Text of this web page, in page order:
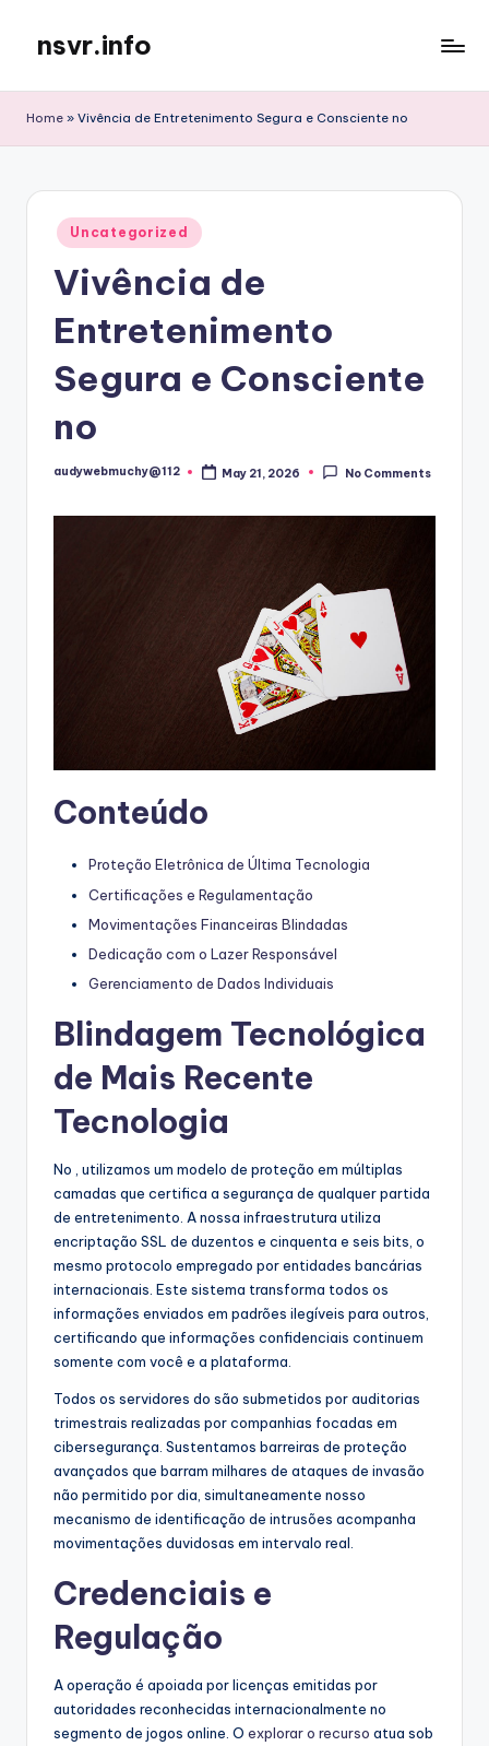
content
nsvr.info
Tersaji
Home » Vivência de Entretenimento Segura e Consciente no
Posted
in
Uncategorized
Vivência de
Entretenimento
Segura e Consciente
no
Posted
audywebmuchy@112 May 21, 2026 No Comments
Conteúdo
Proteção Eletrônica de Última Tecnologia
Certificações e Regulamentação
Movimentações Financeiras Blindadas
Dedicação com o Lazer Responsável
Gerenciamento de Dados Individuais
Blindagem Tecnológica
de Mais Recente
Tecnologia
No , utilizamos um modelo de proteção em múltiplas
camadas que certifica a segurança de qualquer partida
de entretenimento. A nossa infraestrutura utiliza
encriptação SSL de duzentos e cinquenta e seis bits, o
mesmo protocolo empregado por entidades bancárias
internacionais. Este sistema transforma todos os
informações enviados em padrões ilegíveis para outros,
certificando que informações confidenciais continuem
somente com você e a plataforma.
Todos os servidores do são submetidos por auditorias
trimestrais realizadas por companhias focadas em
cibersegurança. Sustentamos barreiras de proteção
avançados que barram milhares de ataques de invasão
não permitido por dia, simultaneamente nosso
mecanismo de identificação de intrusões acompanha
movimentações duvidosas em intervalo real.
Credenciais e
Regulação
A operação é apoiada por licenças emitidas por
autoridades reconhecidas internacionalmente no
segmento de jogos online. O explorar o recurso atua sob